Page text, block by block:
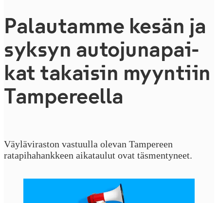
Palautamme kesän ja
syksyn au­to­ju­na­pai­
kat takaisin myyntiin
Tampereella
Väyläviraston vastuulla olevan Tampereen
ratapihahankkeen aikataulut ovat täsmentyneet.